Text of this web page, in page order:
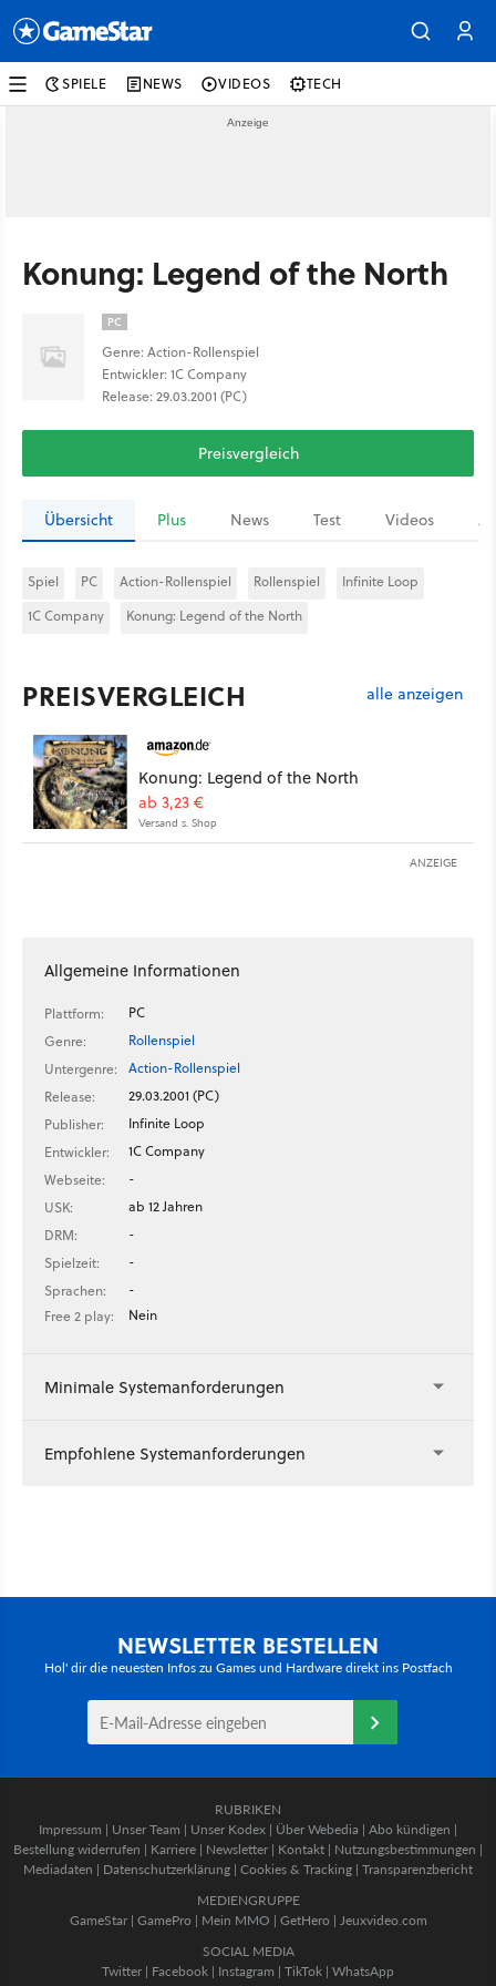
SPIELE NEWS VIDEOS TECH
Konung: Legend of the North
PC
Genre: Action-Rollenspiel
Entwickler: 1C Company
Release: 29.03.2001 (PC)
Preisvergleich
Übersicht Plus News Test Videos
Spiel PC Action-Rollenspiel Rollenspiel
Infinite Loop
1C Company
Konung: Legend of the North
PREISVERGLEICH alle anzeigen
Konung: Legend of the North
ab 3,23 €
Versand s. Shop
ANZEIGE
Allgemeine Informationen
Plattform:
PC
Genre:
Rollenspiel
Untergenre:
Action-Rollenspiel
Release:
29.03.2001 (PC)
Publisher:
Infinite Loop
Entwickler:
1C Company
Webseite:
-
USK:
ab 12 Jahren
DRM:
-
Spielzeit:
-
Sprachen:
-
Free 2 play:
Nein
Minimale Systemanforderungen
Empfohlene Systemanforderungen
NEWSLETTER BESTELLEN
Hol' dir die neuesten Infos zu Games und Hardware direkt ins Postfach
RUBRIKEN
Impressum | Unser Team | Unser Kodex | Über Webedia | Abo kündigen |
Bestellung widerrufen | Karriere | Newsletter | Kontakt | Nutzungsbestimmungen |
Mediadaten | Datenschutzerklärung | Cookies & Tracking | Transparenzbericht
MEDIENGRUPPE
GameStar| GamePro | Mein MMO | GetHero | Jeuxvideo.com
SOCIAL MEDIA
Twitter | Facebook | Instagram | TikTok | WhatsApp